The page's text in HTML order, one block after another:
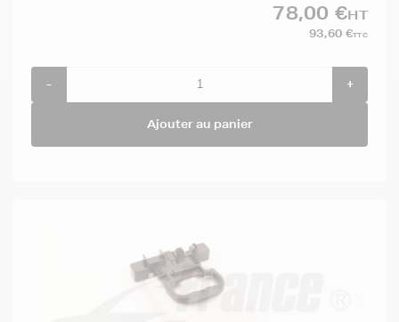
78,00 €HT
93,60 €TTC
- +
Ajouter au panier